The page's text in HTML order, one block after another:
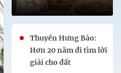
Thuyền Hưng Bảo:
Hơn 20 năm đi tìm lời
giải cho đất